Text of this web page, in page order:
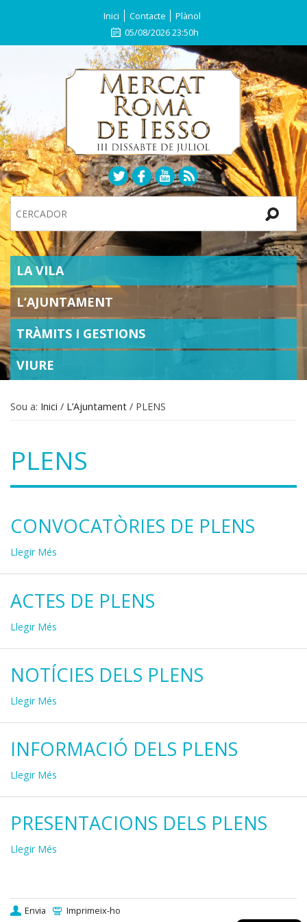
Inici Contacte
Plànol
05/08/2026 23:50h
Search
Site
SECTIONS
LA VILA
L’AJUNTAMENT
TRÀMITS I GESTIONS
VIURE
Sou a: Inici / L’Ajuntament / PLENS
PLENS
CONVOCATÒRIES DE PLENS
Convocatòries
-
Llegir Més
ACTES DE PLENS
Actes
Llegir Més
NOTÍCIES DELS PLENS
Notícies
Llegir Més
INFORMACIÓ DELS PLENS
INFORMACIÓ
Llegir Més
PRESENTACIONS DELS PLENS
PRESENTACIONS
-
Llegir Més
Envia
Imprimeix-ho